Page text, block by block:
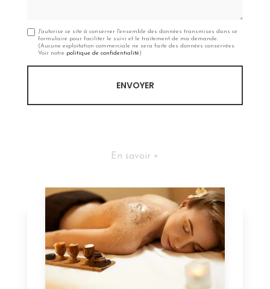
J'autorise ce site à conserver l'ensemble des données transmises dans ce
formulaire pour faciliter le suivi et le traitement de ma demande.
(Aucune exploitation commerciale ne sera faite des données conservées.
Voir notre politique de confidentialité)
En savoir +